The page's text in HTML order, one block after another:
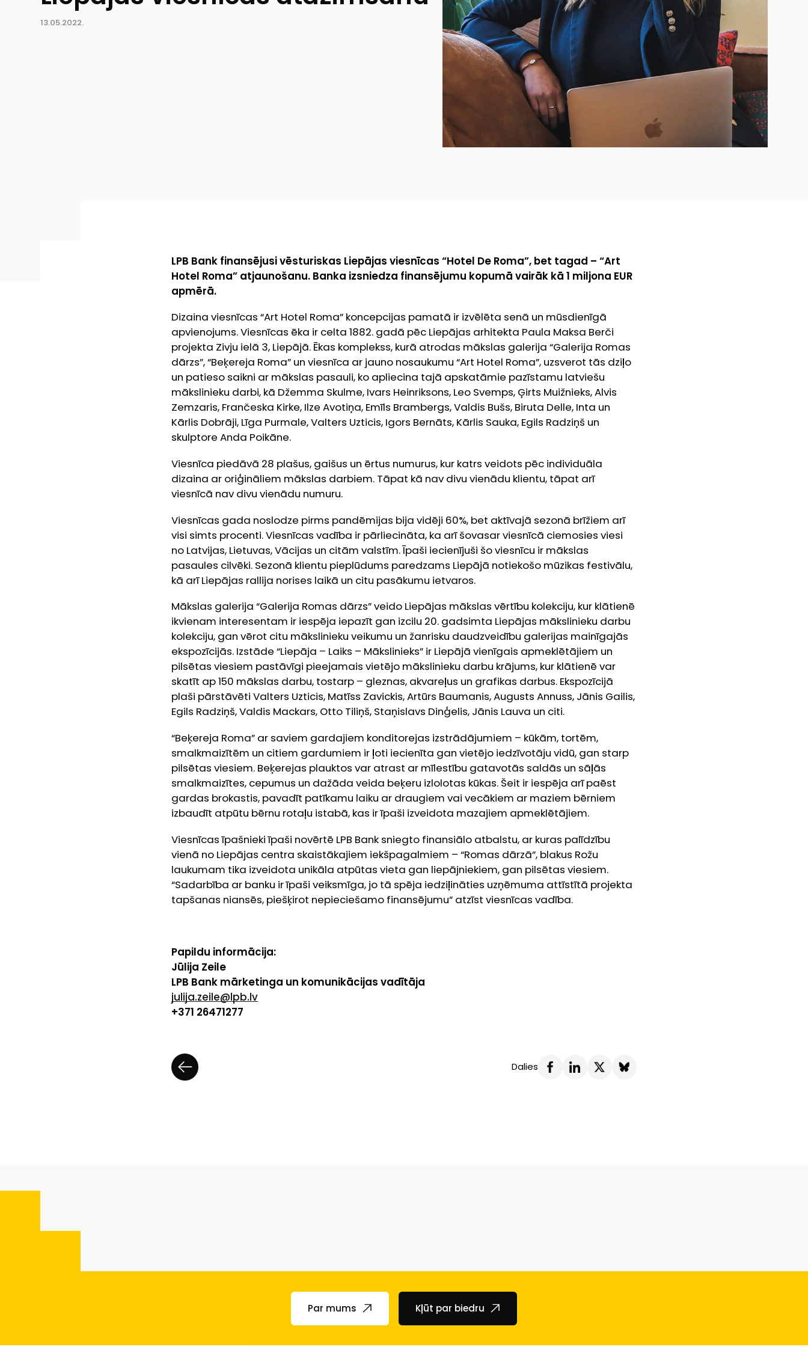
13.05.2022.
LPB Bank finansējusi vēsturiskas Liepājas viesnīcas “Hotel De Roma”, bet tagad – “Art
Hotel Roma” atjaunošanu. Banka izsniedza finansējumu kopumā vairāk kā 1 miljona EUR
apmērā.
Dizaina viesnīcas “Art Hotel Roma” koncepcijas pamatā ir izvēlēta senā un mūsdienīgā
apvienojums. Viesnīcas ēka ir celta 1882. gadā pēc Liepājas arhitekta Paula Maksa Berči
projekta Zivju ielā 3, Liepājā. Ēkas komplekss, kurā atrodas mākslas galerija “Galerija Romas
dārzs”, “Beķereja Roma” un viesnīca ar jauno nosaukumu “Art Hotel Roma”, uzsverot tās dziļo
un patieso saikni ar mākslas pasauli, ko apliecina tajā apskatāmie pazīstamu latviešu
mākslinieku darbi, kā Džemma Skulme, Ivars Heinriksons, Leo Svemps, Ģirts Muižnieks, Alvis
Zemzaris, Frančeska Kirke, Ilze Avotiņa, Emīls Brambergs, Valdis Bušs, Biruta Delle, Inta un
Kārlis Dobrāji, Līga Purmale, Valters Uzticis, Igors Bernāts, Kārlis Sauka, Egils Radziņš un
skulptore Anda Poikāne.
Viesnīca piedāvā 28 plašus, gaišus un ērtus numurus, kur katrs veidots pēc individuāla
dizaina ar oriģināliem mākslas darbiem. Tāpat kā nav divu vienādu klientu, tāpat arī
viesnīcā nav divu vienādu numuru.
Viesnīcas gada noslodze pirms pandēmijas bija vidēji 60%, bet aktīvajā sezonā brīžiem arī
visi simts procenti. Viesnīcas vadība ir pārliecināta, ka arī šovasar viesnīcā ciemosies viesi
no Latvijas, Lietuvas, Vācijas un citām valstīm. Īpaši iecienījuši šo viesnīcu ir mākslas
pasaules cilvēki. Sezonā klientu pieplūdums paredzams Liepājā notiekošo mūzikas festivālu,
kā arī Liepājas rallija norises laikā un citu pasākumu ietvaros.
Mākslas galerija “Galerija Romas dārzs” veido Liepājas mākslas vērtību kolekciju, kur klātienē
ikvienam interesentam ir iespēja iepazīt gan izcilu 20. gadsimta Liepājas mākslinieku darbu
kolekciju, gan vērot citu mākslinieku veikumu un žanrisku daudzveidību galerijas mainīgajās
ekspozīcijās. Izstāde “Liepāja – Laiks – Mākslinieks” ir Liepājā vienīgais apmeklētājiem un
pilsētas viesiem pastāvīgi pieejamais vietējo mākslinieku darbu krājums, kur klātienē var
skatīt ap 150 mākslas darbu, tostarp – gleznas, akvareļus un grafikas darbus. Ekspozīcijā
plaši pārstāvēti Valters Uzticis, Matīss Zavickis, Artūrs Baumanis, Augusts Annuss, Jānis Gailis,
Egils Radziņš, Valdis Mackars, Otto Tiliņš, Staņislavs Dinģelis, Jānis Lauva un citi.
“Beķereja Roma” ar saviem gardajiem konditorejas izstrādājumiem – kūkām, tortēm,
smalkmaizītēm un citiem gardumiem ir ļoti iecienīta gan vietējo iedzīvotāju vidū, gan starp
pilsētas viesiem. Beķerejas plauktos var atrast ar mīlestību gatavotās saldās un sāļās
smalkmaizītes, cepumus un dažāda veida beķeru izlolotas kūkas. Šeit ir iespēja arī paēst
gardas brokastis, pavadīt patīkamu laiku ar draugiem vai vecākiem ar maziem bērniem
izbaudīt atpūtu bērnu rotaļu istabā, kas ir īpaši izveidota mazajiem apmeklētājiem.
Viesnīcas īpašnieki īpaši novērtē LPB Bank sniegto finansiālo atbalstu, ar kuras palīdzību
vienā no Liepājas centra skaistākajiem iekšpagalmiem – “Romas dārzā”, blakus Rožu
laukumam tika izveidota unikāla atpūtas vieta gan liepājniekiem, gan pilsētas viesiem.
“Sadarbība ar banku ir īpaši veiksmīga, jo tā spēja iedziļināties uzņēmuma attīstītā projekta
tapšanas niansēs, piešķirot nepieciešamo finansējumu” atzīst viesnīcas vadība.
Papildu informācija:
Jūlija Zeile
LPB Bank mārketinga un komunikācijas vadītāja
julija.zeile@lpb.lv
+371 26471277
Dalies
Par mums Kļūt par biedru